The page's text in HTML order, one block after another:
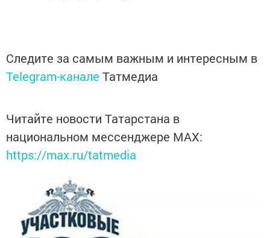
Следите за самым важным и интересным в
Telegram-канале Татмедиа
Читайте новости Татарстана в
национальном мессенджере MАХ:
https://max.ru/tatmedia